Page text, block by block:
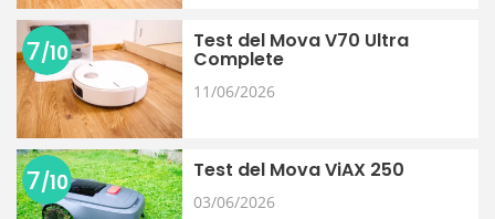
Test del Mova V70 Ultra
Complete
11/06/2026
7/10
Test del Mova ViAX 250
03/06/2026
7/10